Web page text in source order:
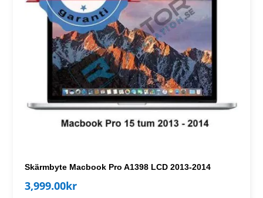
Skärmbyte Macbook Pro A1398 LCD 2013-2014
3,999.00kr